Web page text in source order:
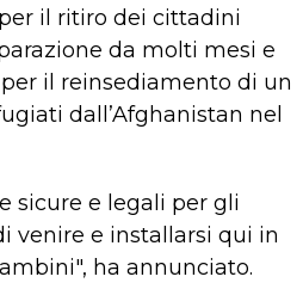
il ritiro dei cittadini
da molti mesi e
il reinsediamento di un
dall’Afghanistan nel
sicure e legali per gli
venire e installarsi qui in
ha annunciato.